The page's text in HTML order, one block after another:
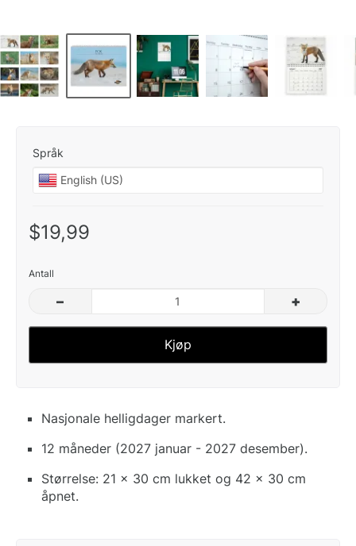
Språk
$19,99
Antall
– +
Kjøp
Nasjonale helligdager markert.
12 måneder (2027 januar - 2027 desember).
Størrelse: 21 x 30 cm lukket og 42 x 30 cm
åpnet.